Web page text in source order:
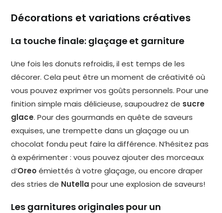
Décorations et variations créatives
La touche finale: glaçage et garniture
Une fois les donuts refroidis, il est temps de les
décorer. Cela peut être un moment de créativité où
vous pouvez exprimer vos goûts personnels. Pour une
finition simple mais délicieuse, saupoudrez de sucre
glace. Pour des gourmands en quête de saveurs
exquises, une trempette dans un glaçage ou un
chocolat fondu peut faire la différence. N’hésitez pas
à expérimenter : vous pouvez ajouter des morceaux
d’Oreoémiettés à votre glaçage, ou encore draper
des stries de Nutella pour une explosion de saveurs!
Les garnitures originales pour un